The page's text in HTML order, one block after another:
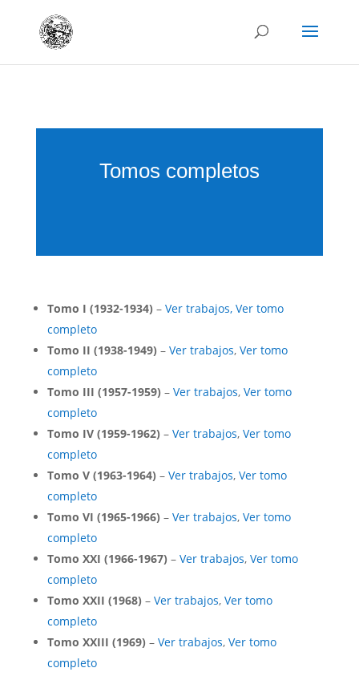
Tomos completos
Tomo I (1932-1934) – Ver trabajos, Ver tomo
completo
Tomo II (1938-1949) – Ver trabajos, Ver tomo
completo
Tomo III (1957-1959) – Ver trabajos, Ver tomo
completo
Tomo IV (1959-1962) – Ver trabajos, Ver tomo
completo
Tomo V (1963-1964) – Ver trabajos, Ver tomo
completo
Tomo VI (1965-1966) – Ver trabajos, Ver tomo
completo
Tomo XXI (1966-1967) – Ver trabajos, Ver tomo
completo
Tomo XXII (1968) – Ver trabajos, Ver tomo
completo
Tomo XXIII (1969) – Ver trabajos, Ver tomo
completo